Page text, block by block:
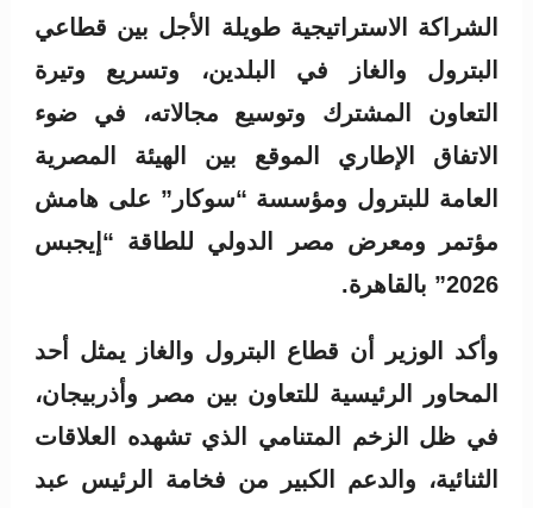
الشراكة الاستراتيجية طويلة الأجل بين قطاعي
البترول والغاز في البلدين، وتسريع وتيرة
التعاون المشترك وتوسيع مجالاته، في ضوء
الاتفاق الإطاري الموقع بين الهيئة المصرية
العامة للبترول ومؤسسة “سوكار” على هامش
مؤتمر ومعرض مصر الدولي للطاقة “إيجبس
2026” بالقاهرة.
وأكد الوزير أن قطاع البترول والغاز يمثل أحد
المحاور الرئيسية للتعاون بين مصر وأذربيجان،
في ظل الزخم المتنامي الذي تشهده العلاقات
الثنائية، والدعم الكبير من فخامة الرئيس عبد